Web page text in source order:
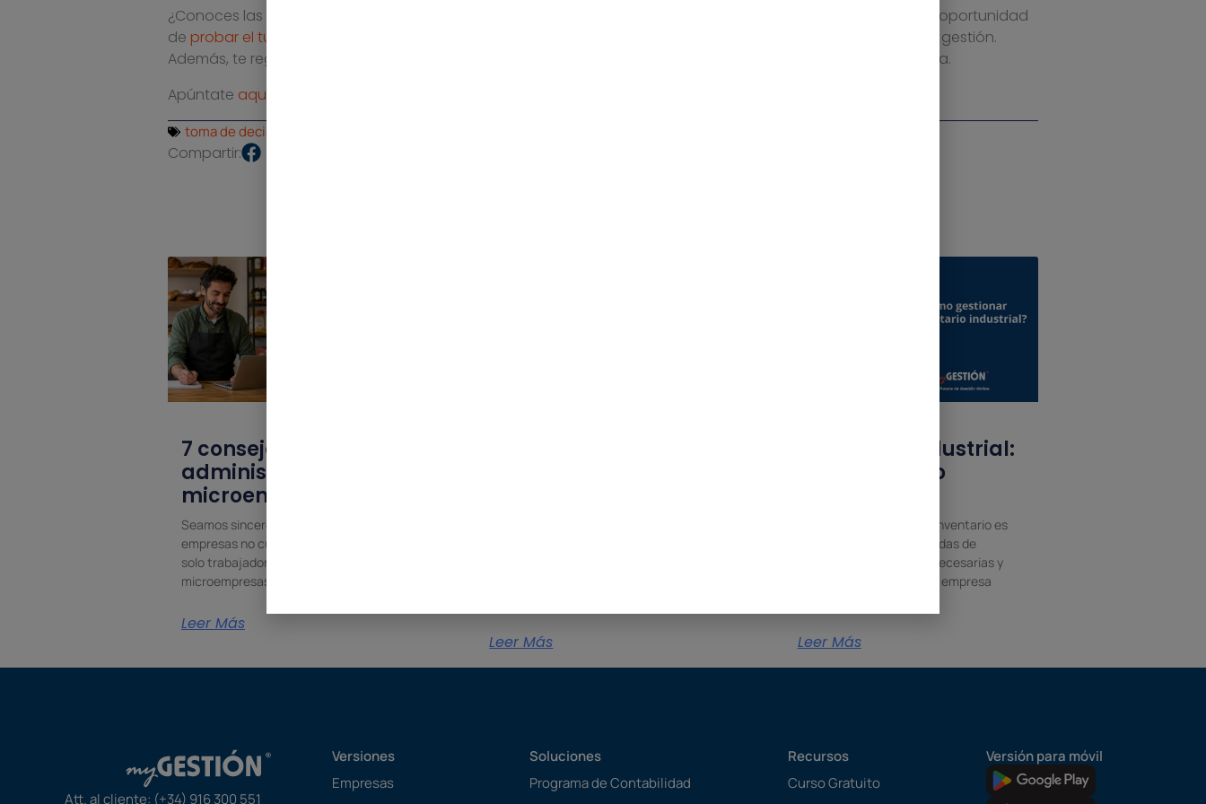
¿Conoces las ventajas de un ERP para tomar decisiones en tu negocio? ¡Nosotros en myGESTION te damos la oportunidad
de probar el tuyo durante 15 días gratis
! Date de alta y descubre todas las funcionalidades de tu software de gestión.
Además, te regalamos 45 minutos de formación práctica por videoconferencia para que veas cómo funciona.
Apúntate aquí
toma de decisiones
Compartir:
7 consejos para
administrar una
microempresa
Seamos sinceros: muchas pequeñas
empresas no cuentan con más de un
solo trabajador. Se trata de
microempresas. A lo sumo,
Leer Más
Leer Más
Inventario industrial:
qué es y cómo
Una gestión precisa del inventario es
esencial para evitar paradas de
producción, compras innecesarias y
excesos de stock en una empresa
Leer Más
Att. al cliente: (+34) 916 300 551
Versiones
Empresas
Soluciones
Programa de Contabilidad
Recursos
Curso Gratuito
Versión para móvil